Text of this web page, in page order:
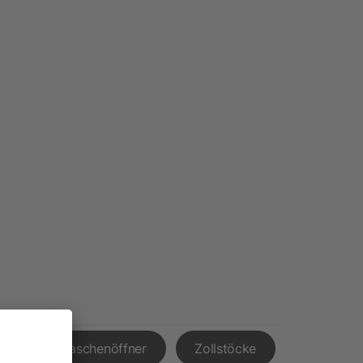
Flaschenöffner Zollstöcke